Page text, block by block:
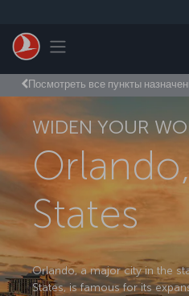
Toggle navigation
Посмотреть все пункты
WIDEN YOUR
States
Orlando, a major city in the
States, is famous for its